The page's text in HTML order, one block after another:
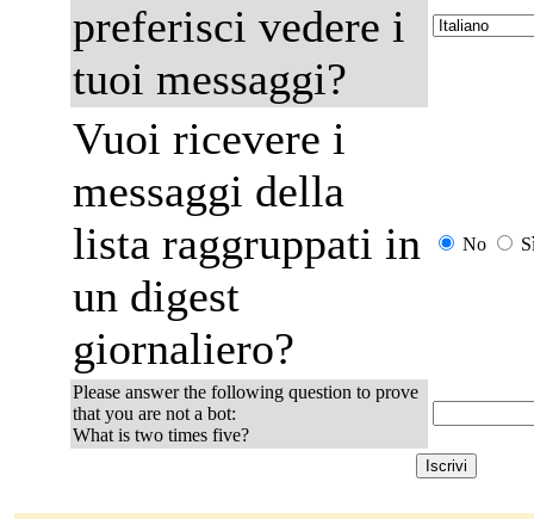
preferisci vedere i
tuoi messaggi?
Vuoi ricevere i
messaggi della
lista raggruppati in
un digest
giornaliero?
No
Please answer the following question to prove
that you are not a bot:
What is two times five?